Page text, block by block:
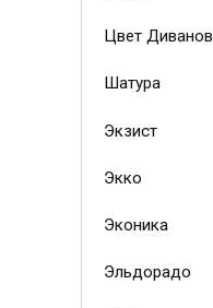
Цвет Диванов
Шатура
Экзист
Экко
Эконика
Эльдорадо